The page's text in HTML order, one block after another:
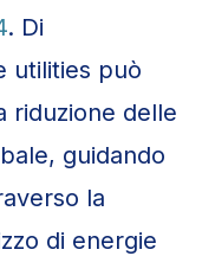
. Di
utilities può
riduzione delle
guidando
la
di energie